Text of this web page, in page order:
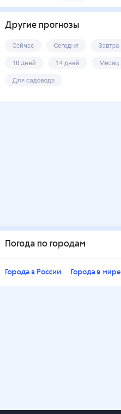
Другие прогнозы
Сейчас Сегодня Завтра
10 дней 14 дней Месяц
Для садовода
Погода по городам
Города в России Города в мире